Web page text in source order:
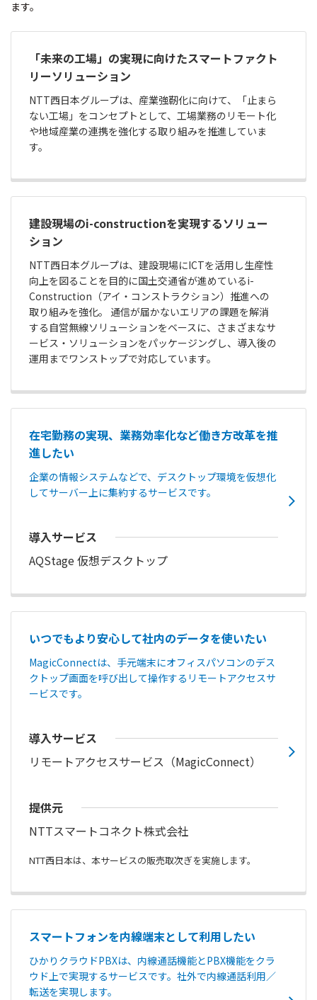
ます。
「未来の工場」の実現に向けたスマートファクト
リーソリューション
NTT西日本グループは、産業強靭化に向けて、「止まら
ない工場」をコンセプトとして、工場業務のリモート化
や地域産業の連携を強化する取り組みを推進していま
す。
建設現場のi-constructionを実現するソリュー
ション
NTT西日本グループは、建設現場にICTを活用し生産性
向上を図ることを目的に国土交通省が進めているi-
Construction（アイ・コンストラクション）推進への
取り組みを強化。 通信が届かないエリアの課題を解消
する自営無線ソリューションをベースに、さまざまなサ
ービス・ソリューションをパッケージングし、導入後の
運用までワンストップで対応しています。
在宅勤務の実現、業務効率化など働き方改革を推
進したい
企業の情報システムなどで、デスクトップ環境を仮想化
してサーバー上に集約するサービスです。
導入サービス
AQStage 仮想デスクトップ
いつでもより安心して社内のデータを使いたい
MagicConnectは、手元端末にオフィスパソコンのデス
クトップ画面を呼び出して操作するリモートアクセスサ
ービスです。
導入サービス
リモートアクセスサービス（MagicConnect）
提供元
NTTスマートコネクト株式会社
NTT西日本は、本サービスの販売取次ぎを実施します。
スマートフォンを内線端末として利用したい
ひかりクラウドPBXは、内線通話機能とPBX機能をクラ
ウド上で実現するサービスです。社外で内線通話利用／
転送を実現します。